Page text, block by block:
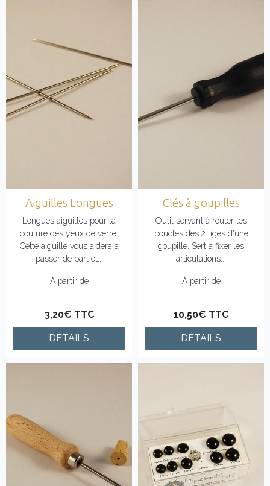
Aiguilles Longues
Longues aiguilles pour la
couture des yeux de verre.
Cette aiguille vous aidera a
passer de part et...
À partir de
3,20€ TTC
DÉTAILS
Clés à goupilles
Outil servant à rouler les
boucles des 2 tiges d'une
goupille. Sert a fixer les
articulations...
À partir de
10,50€ TTC
DÉTAILS